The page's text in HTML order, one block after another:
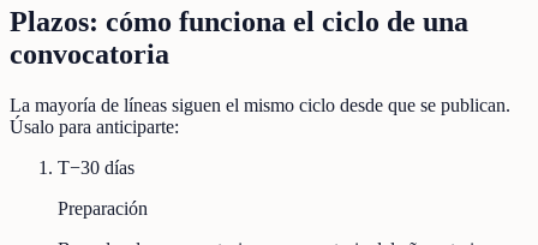
Plazos: cómo funciona el ciclo de una
convocatoria
La mayoría de líneas siguen el mismo ciclo desde que se publican.
Úsalo para anticiparte:
T−30 días
Preparación